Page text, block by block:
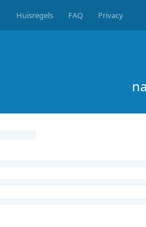
Huisregels FAQ Privacy